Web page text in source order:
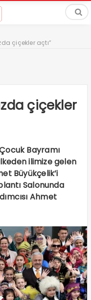
çiçekler açtı”
çiçekler
Bayramı
ilimize gelen
Büyükçelik’i
Salonunda
Ahmet